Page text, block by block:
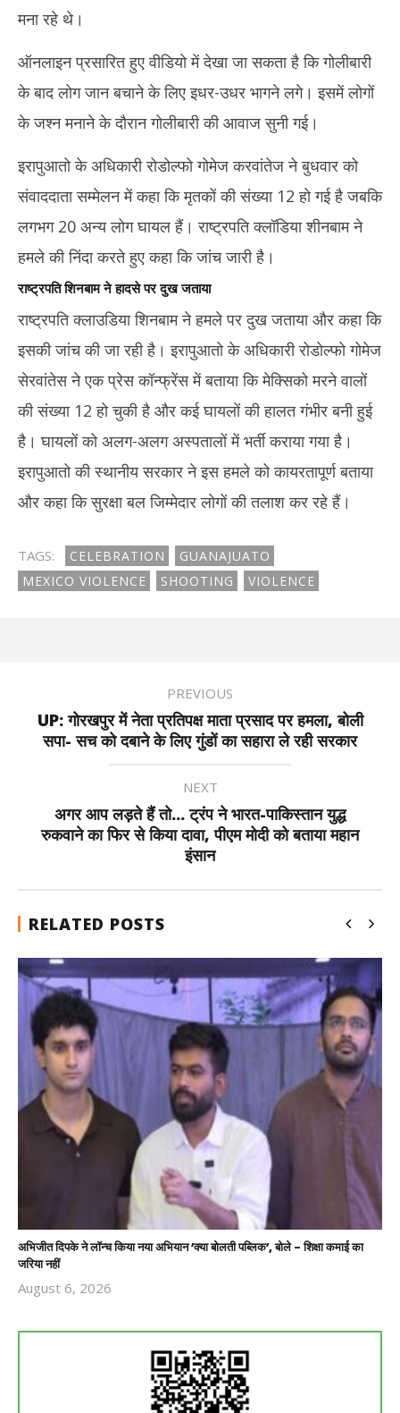
मेक्सिको: गुआनाजुआतो के इरापुआतो में जश्न के दौरान हमला, गोलीबारी में 12
लोगों की मौत
26,
मना रहे थे।
ऑनलाइन प्रसारित हुए वीडियो में देखा जा सकता है कि गोलीबारी
के बाद लोग जान बचाने के लिए इधर-उधर भागने लगे। इसमें लोगों
के जश्न मनाने के दौरान गोलीबारी की आवाज सुनी गई।
इरापुआतो के अधिकारी रोडोल्फो गोमेज करवांतेज ने बुधवार को
संवाददाता सम्मेलन में कहा कि मृतकों की संख्या 12 हो गई है जबकि
लगभग 20 अन्य लोग घायल हैं। राष्ट्रपति क्लॉडिया शीनबाम ने
हमले की निंदा करते हुए कहा कि जांच जारी है।
राष्ट्रपति शिनबाम ने हादसे पर दुख जताया
राष्ट्रपति क्लाउडिया शिनबाम ने हमले पर दुख जताया और कहा कि
इसकी जांच की जा रही है। इरापुआतो के अधिकारी रोडोल्फो गोमेज
सेरवांतेस ने एक प्रेस कॉन्फ्रेंस में बताया कि मेक्सिको मरने वालों
की संख्या 12 हो चुकी है और कई घायलों की हालत गंभीर बनी हुई
है। घायलों को अलग-अलग अस्पतालों में भर्ती कराया गया है।
इरापुआतो की स्थानीय सरकार ने इस हमले को कायरतापूर्ण बताया
और कहा कि सुरक्षा बल जिम्मेदार लोगों की तलाश कर रहे हैं।
TAGS: CELEBRATION
GUANAJUATO
MEXICO VIOLENCE
SHOOTING VIOLENCE
PREVIOUS
UP: गोरखपुर में नेता प्रतिपक्ष माता प्रसाद पर हमला, बोली
सपा- सच को दबाने के लिए गुंडों का सहारा ले रही सरकार
NEXT
अगर आप लड़ते हैं तो... ट्रंप ने भारत-पाकिस्तान युद्ध
रुकवाने का फिर से किया दावा, पीएम मोदी को बताया महान
इंसान
RELATED POSTS
अभिजीत दिपके ने लॉन्च किया नया अभियान ‘क्या बोलती पब्लिक’, बोले – शिक्षा कमाई का
जरिया नहीं
August 6, 2026